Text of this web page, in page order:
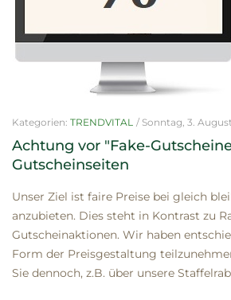
Kategorien: TRENDVITAL / Sonntag, 3.
Achtung vor "Fake-
Gutscheinseiten
Unser Ziel ist faire Preise bei gleich
anzubieten. Dies steht in Kontrast zu
Gutscheinaktionen. Wir haben
Form der Preisgestaltung
Sie dennoch, z.B. über unsere